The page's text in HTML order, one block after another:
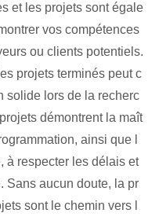
et les projets sont égale
vos compétences
ou clients potentiels.
projets terminés peut c
solide lors de la recherc
démontrent la maît
ainsi que l
à respecter les délais et
Sans aucun doute, la pr
sont le chemin vers l